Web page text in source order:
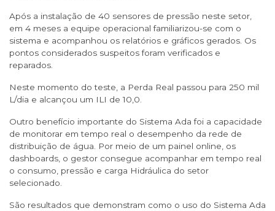
Após a instalação de 40 sensores de pressão neste setor,
em 4 meses a equipe operacional familiarizou-se com o
sistema e acompanhou os relatórios e gráficos gerados. Os
pontos considerados suspeitos foram verificados e
reparados.
Neste momento do teste, a Perda Real passou para 250 mil
L/dia e alcançou um ILI de 10,0.
Outro benefício importante do Sistema Ada foi a capacidade
de monitorar em tempo real o desempenho da rede de
distribuição de água. Por meio de um painel online, os
dashboards, o gestor consegue acompanhar em tempo real
o consumo, pressão e carga Hidráulica do setor
selecionado.
São resultados que demonstram como o uso do Sistema Ada